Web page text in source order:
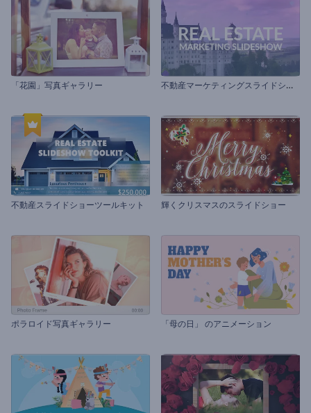
「花園」写真ギャラリー 不
動産マーケティングスライドショー
不動産スライドショーツールキット 輝くクリスマスのスライドショー
ポラロイド写真ギャラリー 「母の日」 のアニメーション